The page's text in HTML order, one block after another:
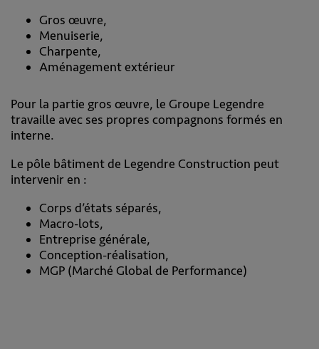
Gros œuvre,
Menuiserie,
Charpente,
Aménagement extérieur
Pour la partie gros œuvre, le Groupe Legendre
travaille avec ses propres compagnons formés en
interne.
Le pôle bâtiment de Legendre Construction peut
intervenir en :
Corps d’états séparés,
Macro-lots,
Entreprise générale,
Conception-réalisation,
MGP (Marché Global de Performance)